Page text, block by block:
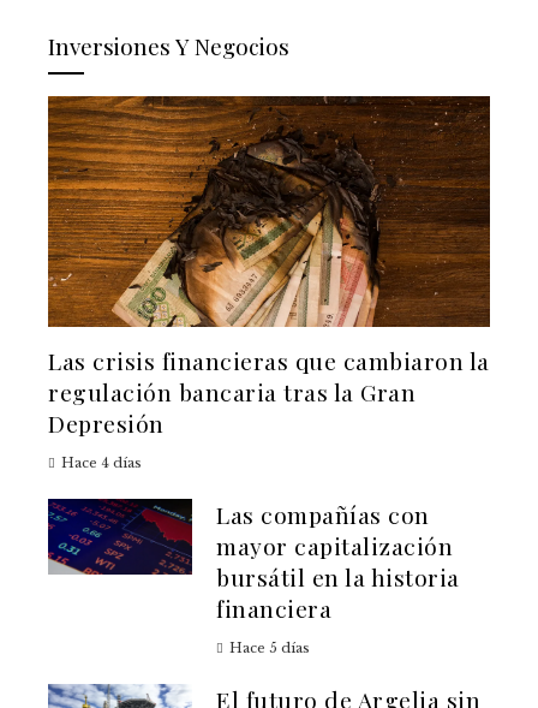
Inversiones Y Negocios
Las crisis financieras que cambiaron la
regulación bancaria tras la Gran
Depresión
Hace 4 días
Las compañías con
mayor capitalización
bursátil en la historia
financiera
Hace 5 días
El futuro de Argelia sin